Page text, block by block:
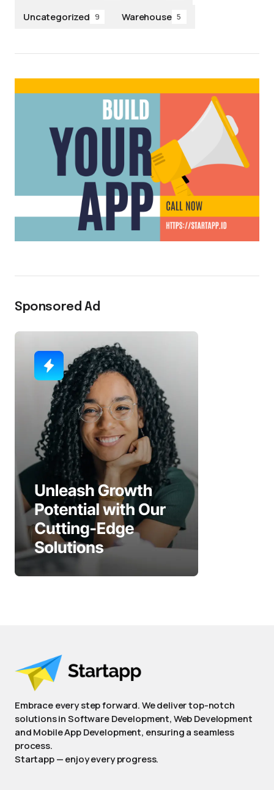
Uncategorized 9 Warehouse 5
Sponsored Ad
Embrace every step forward. We deliver top-notch
solutions in Software Development, Web Development
and Mobile App Development, ensuring a seamless
process.
Startapp — enjoy every progress.